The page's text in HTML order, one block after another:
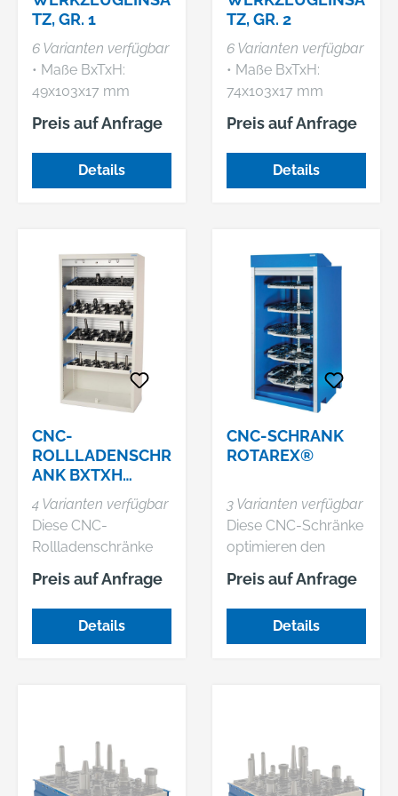
Drehriegel-
Zylinderschloss •
Inklusive CNC-
TZ, GR. 1
6 Varianten verfügbar
• Maße BxTxH:
49x103x17 mm
Preis auf Anfrage
Details
TZ, GR. 2
6 Varianten verfügbar
• Maße BxTxH:
74x103x17 mm
Preis auf Anfrage
Details
CNC-
ROLLLADENSCHR
ANK BXTXH
1000X500X1950
MM
4 Varianten verfügbar
Diese CNC-
Rollladenschränke
sind sehr flexibel. Je
nach Werkzeughöhe
können beliebig viele
Werkzeugrahmen
mm Raster •
Inklusive CNC-
Werkzeugeinsätzen •
Preis auf Anfrage
Details
CNC-SCHRANK
ROTAREX®
3 Varianten verfügbar
Diese CNC-Schränke
optimieren den
Arbeitsablauf. Alle
Werkzeuge sind
schnell griffbereit. •
Platzsparend:
Leichtläufig mit
Kugellagerführung,
Preis auf Anfrage
Details